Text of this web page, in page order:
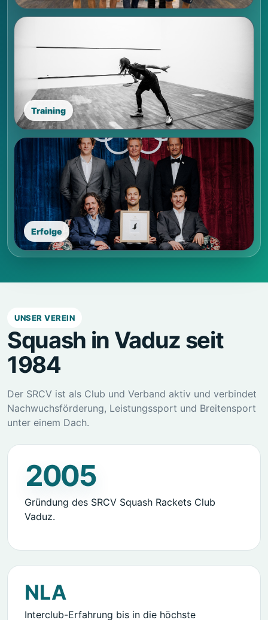
Training
Erfolge
UNSER VEREIN
Squash in Vaduz seit
1984
Der SRCV ist als Club und Verband aktiv und verbindet
Nachwuchsförderung, Leistungssport und Breitensport
unter einem Dach.
1986
Gründung des SRCV Squash Rackets Club
Vaduz.
NLA
Interclub-Erfahrung bis in die höchste